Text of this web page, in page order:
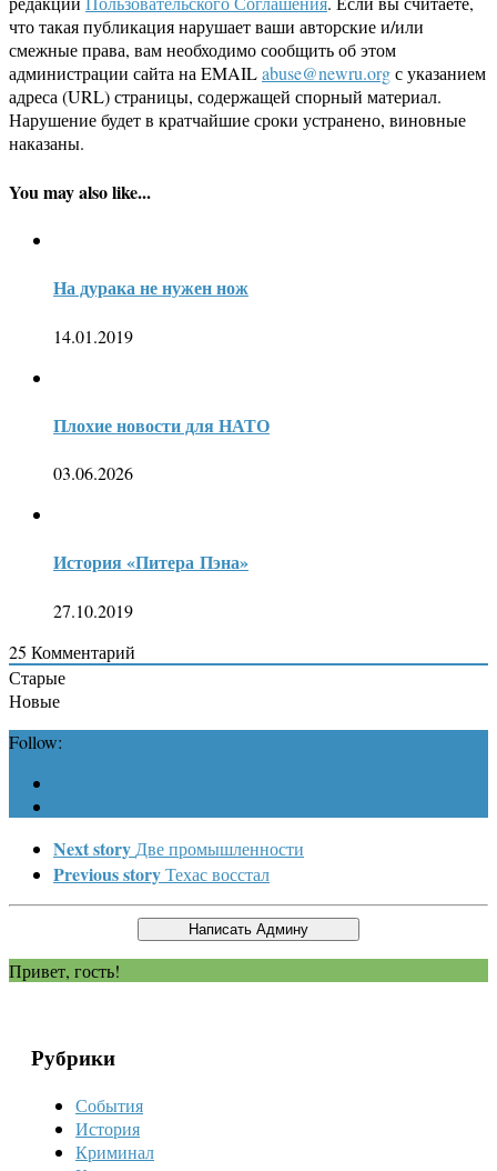
что такая публикация нарушает ваши авторские и/или
смежные права, вам необходимо сообщить об этом
администрации сайта на EMAILabuse@newru.orgс указанием
адреса (URL) страницы, содержащей спорный материал.
Нарушение будет в кратчайшие сроки устранено, виновные
наказаны.
You may also like...
На дурака не нужен нож
14.01.2019
Плохие новости для НАТО
03.06.2026
История «Питера Пэна»
27.10.2019
25 Комментарий
Старые
Новые
Follow:
Next story Две промышленности
Previous storyТехас восстал
Привет, гость!
Рубрики
События
История
Криминал